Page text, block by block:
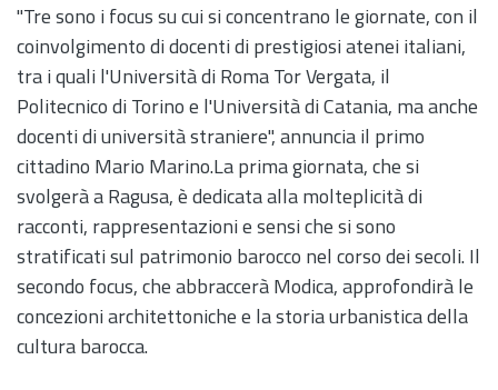
"Tre sono i focus su cui si concentrano le giornate, con il
coinvolgimento di docenti di prestigiosi atenei italiani,
tra i quali l'Università di Roma Tor Vergata, il
Politecnico di Torino e l'Università di Catania, ma anche
docenti di università straniere", annuncia il primo
cittadino Mario Marino.La prima giornata, che si
svolgerà a Ragusa, è dedicata alla molteplicità di
racconti, rappresentazioni e sensi che si sono
stratificati sul patrimonio barocco nel corso dei secoli. Il
secondo focus, che abbraccerà Modica, approfondirà le
concezioni architettoniche e la storia urbanistica della
cultura barocca.